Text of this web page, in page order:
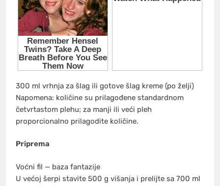
300 ml vrhnja za šlag ili gotove šlag kreme (po želji)
Napomena: količine su prilagođene standardnom
četvrtastom plehu; za manji ili veći pleh
proporcionalno prilagodite količine.
Priprema
Voćni fil — baza fantazije
U većoj šerpi stavite 500 g višanja i prelijte sa 700 ml